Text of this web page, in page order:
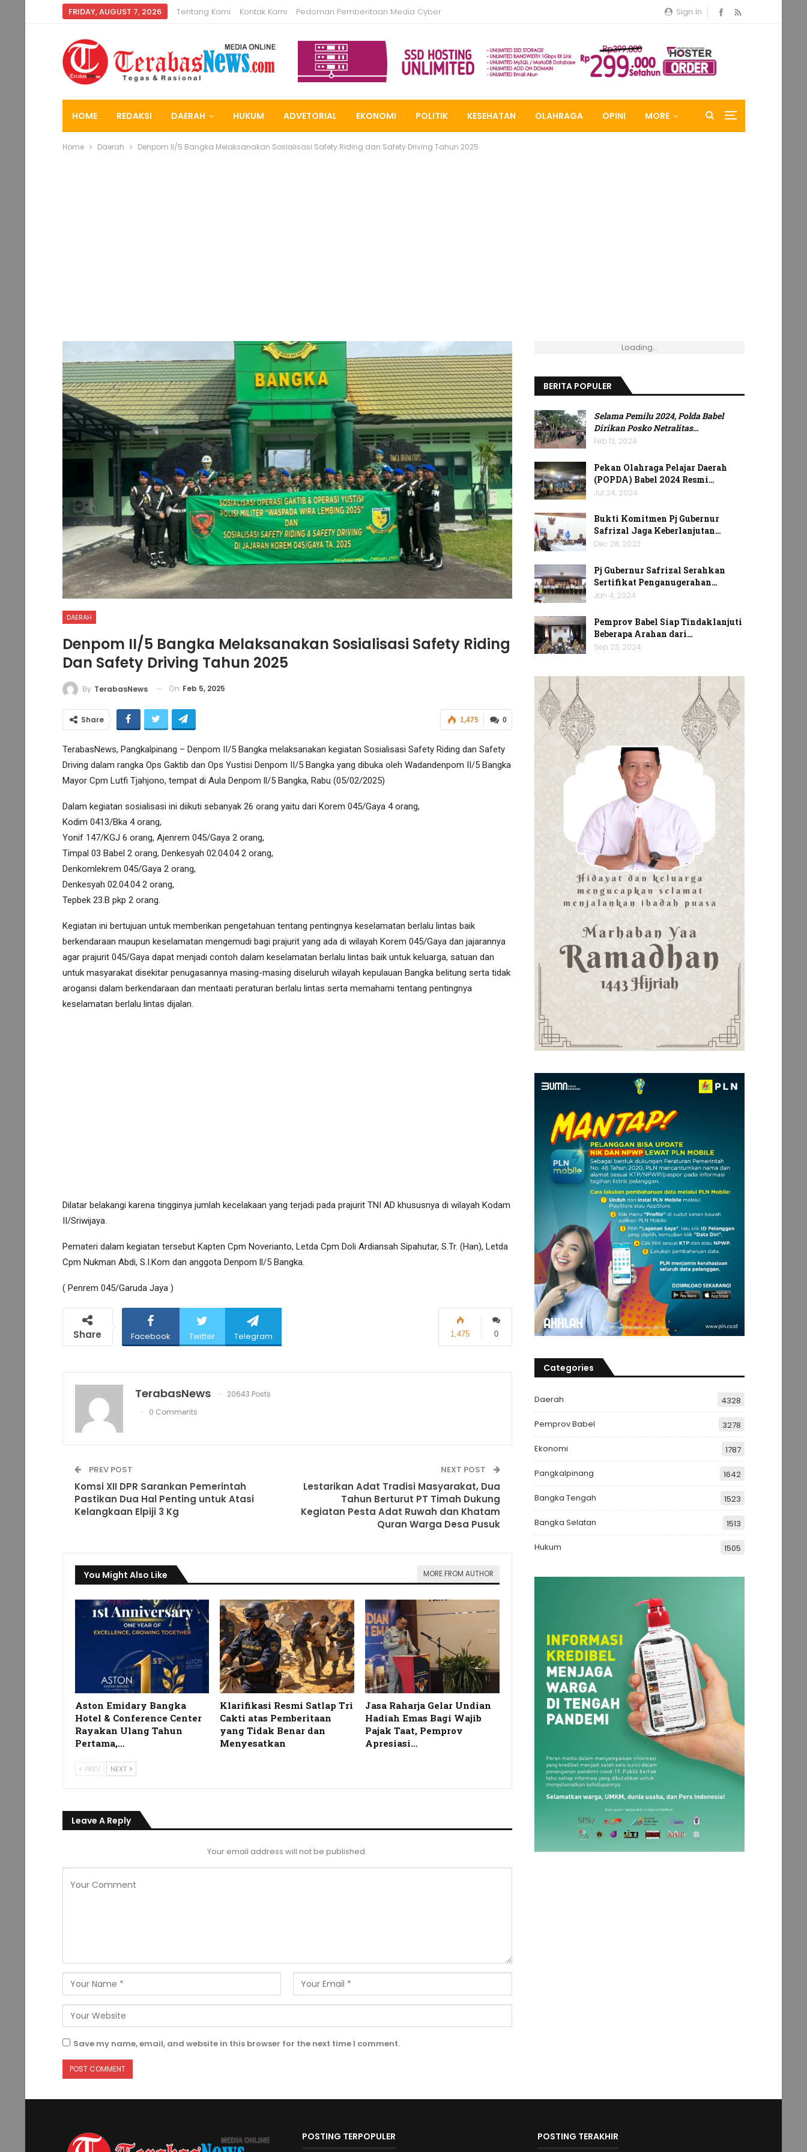
Sign In
FRIDAY, AUGUST 7, 2026 Tentang Kami Kontak Kami Pedoman Pemberitaan Media Cyber
HOME REDAKSI DAERAH HUKUM ADVETORIAL EKONOMI POLITIK KESEHATAN OLAHRAGA OPINI MORE
Home Daerah Denpom II/5 Bangka Melaksanakan Sosialisasi Safety Riding dan Safety Driving Tahun 2025
DAERAH
Denpom II/5 Bangka Melaksanakan Sosialisasi Safety Riding
Dan Safety Driving Tahun 2025
By TerabasNews On Feb 5, 2025
0
1,475
Share
TerabasNews, Pangkalpinang – Denpom II/5 Bangka melaksanakan kegiatan Sosialisasi Safety Riding dan Safety
Driving dalam rangka Ops Gaktib dan Ops Yustisi Denpom II/5 Bangka yang dibuka oleh Wadandenpom II/5 Bangka
Mayor Cpm Lutfi Tjahjono, tempat di Aula Denpom ll/5 Bangka, Rabu (05/02/2025)
Dalam kegiatan sosialisasi ini diikuti sebanyak 26 orang yaitu dari Korem 045/Gaya 4 orang,
Kodim 0413/Bka 4 orang,
Yonif 147/KGJ 6 orang, Ajenrem 045/Gaya 2 orang,
Timpal 03 Babel 2 orang, Denkesyah 02.04.04 2 orang,
Denkomlekrem 045/Gaya 2 orang,
Denkesyah 02.04.04 2 orang,
Tepbek 23.B pkp 2 orang.
Kegiatan ini bertujuan untuk memberikan pengetahuan tentang pentingnya keselamatan berlalu lintas baik
berkendaraan maupun keselamatan mengemudi bagi prajurit yang ada di wilayah Korem 045/Gaya dan jajarannya
agar prajurit 045/Gaya dapat menjadi contoh dalam keselamatan berlalu lintas baik untuk keluarga, satuan dan
untuk masyarakat disekitar penugasannya masing-masing diseluruh wilayah kepulauan Bangka belitung serta tidak
arogansi dalam berkendaraan dan mentaati peraturan berlalu lintas serta memahami tentang pentingnya
keselamatan berlalu lintas dijalan.
Dilatar belakangi karena tingginya jumlah kecelakaan yang terjadi pada prajurit TNI AD khususnya di wilayah Kodam
II/Sriwijaya.
Pemateri dalam kegiatan tersebut Kapten Cpm Noverianto, Letda Cpm Doli Ardiansah Sipahutar, S.Tr. (Han), Letda
Cpm Nukman Abdi, S.I.Kom dan anggota Denpom ll/5 Bangka.
( Penrem 045/Garuda Jaya )
0
1,475
Share Facebook Twitter Telegram
TerabasNews
20643 Posts
0 Comments
PREV POST
Komsi XII DPR Sarankan Pemerintah
Pastikan Dua Hal Penting untuk Atasi
Kelangkaan Elpiji 3 Kg
NEXT POST
Lestarikan Adat Tradisi Masyarakat, Dua
Tahun Berturut PT Timah Dukung
Kegiatan Pesta Adat Ruwah dan Khatam
Quran Warga Desa Pusuk
You Might Also Like MORE FROM AUTHOR
Aston Emidary Bangka
Hotel & Conference Center
Rayakan Ulang Tahun
Pertama,…
Klarifikasi Resmi Satlap Tri
Cakti atas Pemberitaan
yang Tidak Benar dan
Menyesatkan
Jasa Raharja Gelar Undian
Hadiah Emas Bagi Wajib
Pajak Taat, Pemprov
Apresiasi…
PREV NEXT
Leave A Reply
Your email address will not be published.
Save my name, email, and website in this browser for the next time I comment.
Loading...
BERITA POPULER
Selama Pemilu 2024, Polda Babel
Dirikan Posko Netralitas…
Feb 13, 2024
Pekan Olahraga Pelajar Daerah
(POPDA) Babel 2024 Resmi…
Jul 24, 2024
Bukti Komitmen Pj Gubernur
Safrizal Jaga Keberlanjutan…
Dec 28, 2023
Pj Gubernur Safrizal Serahkan
Sertifikat Penganugerahan…
Jan 4, 2024
Pemprov Babel Siap Tindaklanjuti
Beberapa Arahan dari…
Sep 23, 2024
Categories
Daerah 4328
Pemprov Babel 3278
Ekonomi 1787
Pangkalpinang 1642
Bangka Tengah 1523
Bangka Selatan 1513
Hukum 1505
POSTING TERPOPULER POSTING TERAKHIR